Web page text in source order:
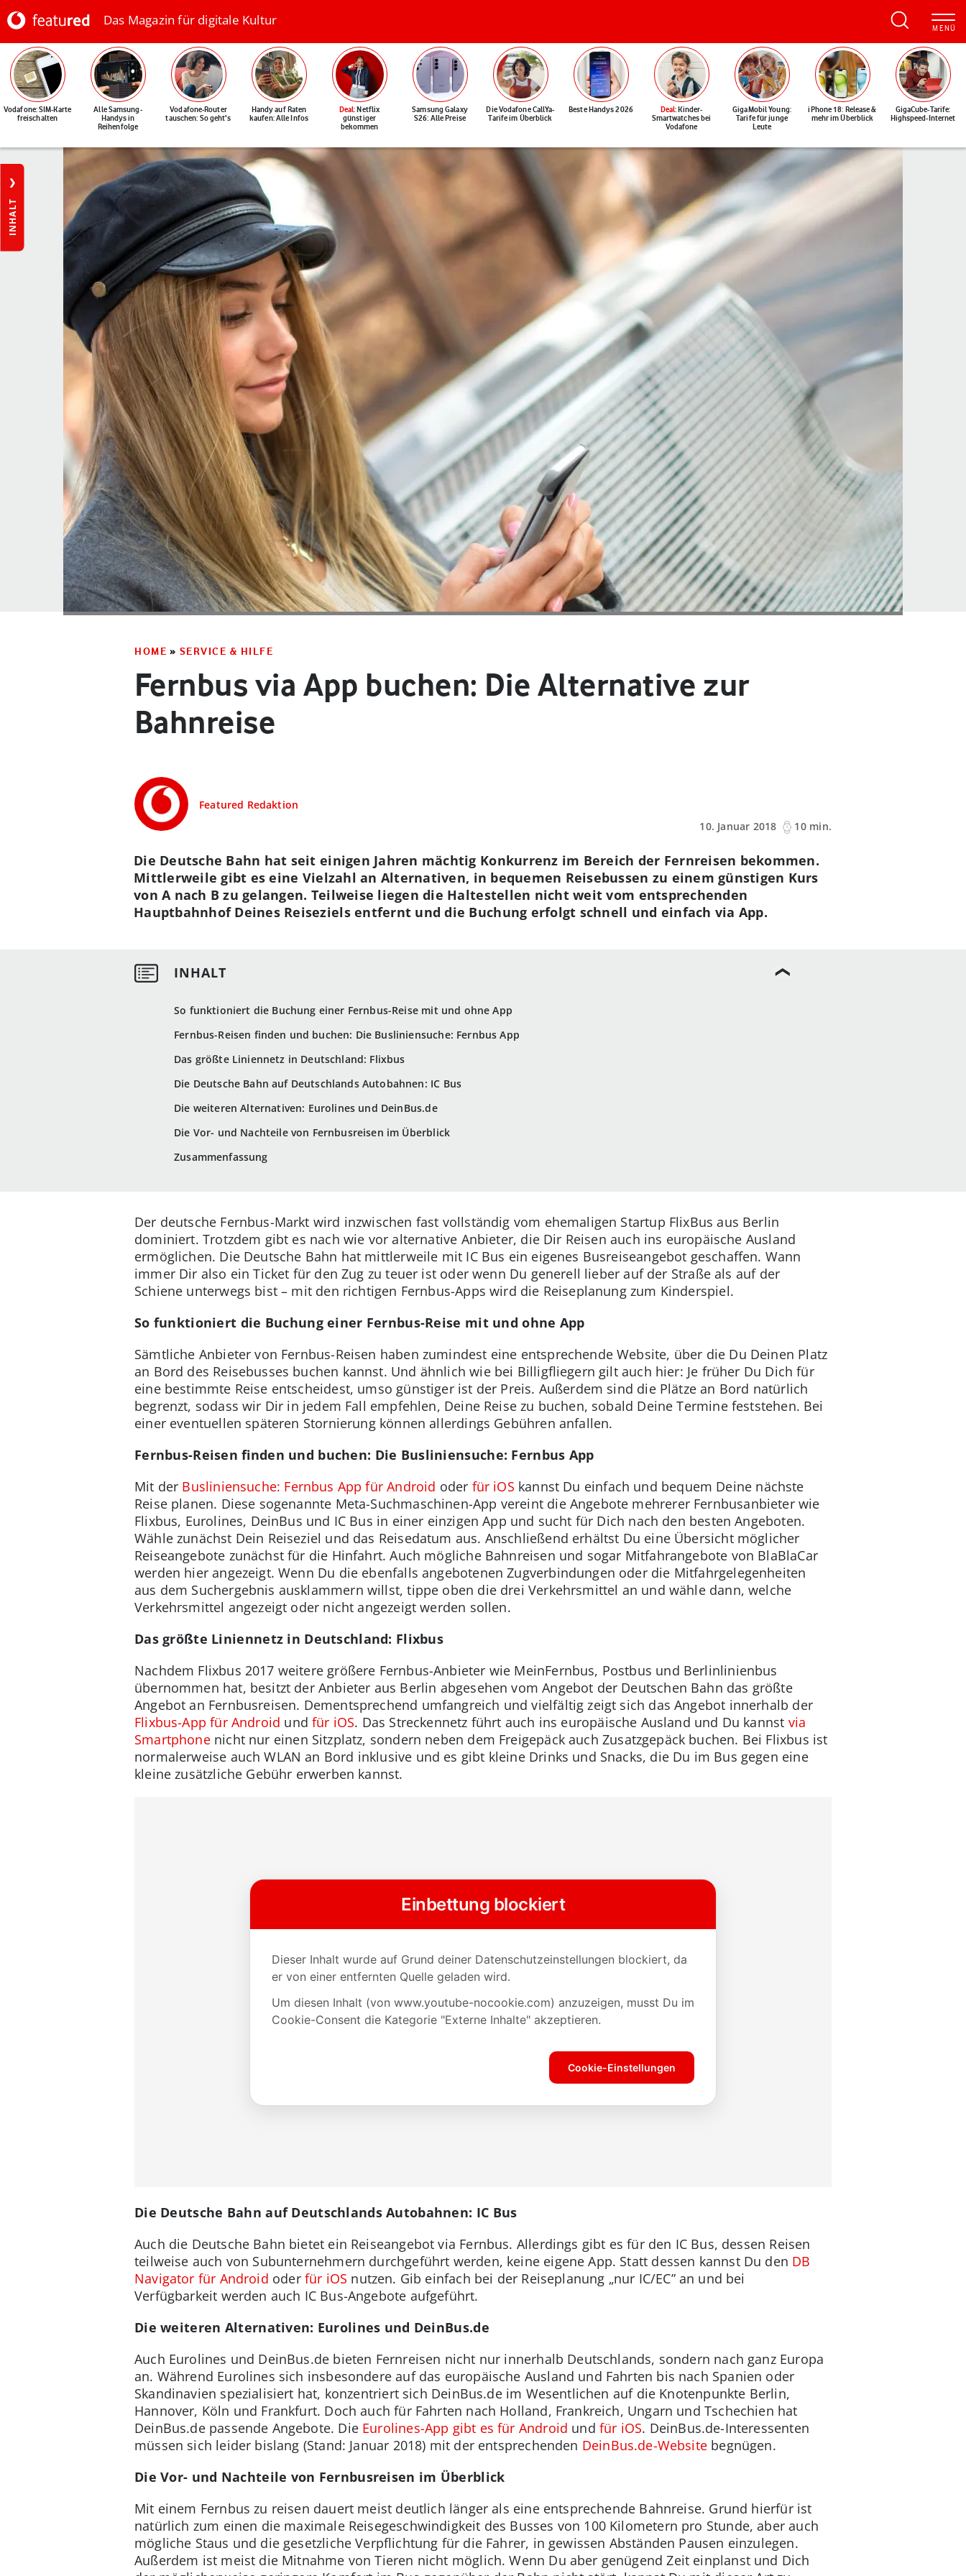
Das Magazin für digitale Kultur
Vodafone: SIM-Karte
freischalten
Alle Samsung-
Handys in
Reihenfolge
Vodafone-Router
tauschen: So geht's
Handy auf Raten
kaufen: Alle Infos
Deal: Netflix
günstiger
bekommen
Samsung Galaxy
S26: Alle Preise
Die Vodafone CallYa-
Tarife im Überblick
Beste Handys 2026 Deal: Kinder-
Smartwatches bei
Vodafone
GigaMobil Young:
Tarife für junge
Leute
iPhone 18: Release &
mehr im Überblick
GigaCube-Tarife:
Highspeed-Internet
INHALT
HOME » SERVICE & HILFE
Fernbus via App buchen: Die Alternative zur
Bahnreise
Featured Redaktion
10. Januar 2018
10 min.
So funktioniert die Buchung einer Fernbus-Reise mit und ohne App
Fernbus-Reisen finden und buchen: Die Busliniensuche: Fernbus App
Das größte Liniennetz in Deutschland: Flixbus
Die Deutsche Bahn auf Deutschlands Autobahnen: IC Bus
Die weiteren Alternativen: Eurolines und DeinBus.de
Die Vor- und Nachteile von Fernbusreisen im Überblick
Zusammenfassung
Die Deutsche Bahn hat seit einigen Jahren mächtig Konkurrenz im Bereich der Fernreisen bekommen.
Mittlerweile gibt es eine Vielzahl an Alternativen, in bequemen Reisebussen zu einem günstigen Kurs
von A nach B zu gelangen. Teilweise liegen die Haltestellen nicht weit vom entsprechenden
Hauptbahnhof Deines Reiseziels entfernt und die Buchung erfolgt schnell und einfach via App.
Der deutsche Fernbus-Markt wird inzwischen fast vollständig vom ehemaligen Startup FlixBus aus Berlin
dominiert. Trotzdem gibt es nach wie vor alternative Anbieter, die Dir Reisen auch ins europäische Ausland
ermöglichen. Die Deutsche Bahn hat mittlerweile mit IC Bus ein eigenes Busreiseangebot geschaffen. Wann
immer Dir also ein Ticket für den Zug zu teuer ist oder wenn Du generell lieber auf der Straße als auf der
Schiene unterwegs bist – mit den richtigen Fernbus-Apps wird die Reiseplanung zum Kinderspiel.
So funktioniert die Buchung einer Fernbus-Reise mit und ohne App
Sämtliche Anbieter von Fernbus-Reisen haben zumindest eine entsprechende Website, über die Du Deinen Platz
an Bord des Reisebusses buchen kannst. Und ähnlich wie bei Billigfliegern gilt auch hier: Je früher Du Dich für
eine bestimmte Reise entscheidest, umso günstiger ist der Preis. Außerdem sind die Plätze an Bord natürlich
begrenzt, sodass wir Dir in jedem Fall empfehlen, Deine Reise zu buchen, sobald Deine Termine feststehen. Bei
einer eventuellen späteren Stornierung können allerdings Gebühren anfallen.
Fernbus-Reisen finden und buchen: Die Busliniensuche: Fernbus App
Mit der Busliniensuche: Fernbus App für Android oder für iOS kannst Du einfach und bequem Deine nächste
Reise planen. Diese sogenannte Meta-Suchmaschinen-App vereint die Angebote mehrerer Fernbusanbieter wie
Flixbus, Eurolines, DeinBus und IC Bus in einer einzigen App und sucht für Dich nach den besten Angeboten.
Wähle zunächst Dein Reiseziel und das Reisedatum aus. Anschließend erhältst Du eine Übersicht möglicher
Reiseangebote zunächst für die Hinfahrt. Auch mögliche Bahnreisen und sogar Mitfahrangebote von BlaBlaCar
werden hier angezeigt. Wenn Du die ebenfalls angebotenen Zugverbindungen oder die Mitfahrgelegenheiten
aus dem Suchergebnis ausklammern willst, tippe oben die drei Verkehrsmittel an und wähle dann, welche
Verkehrsmittel angezeigt oder nicht angezeigt werden sollen.
Das größte Liniennetz in Deutschland: Flixbus
Nachdem Flixbus 2017 weitere größere Fernbus-Anbieter wie MeinFernbus, Postbus und Berlinlinienbus
übernommen hat, besitzt der Anbieter aus Berlin abgesehen vom Angebot der Deutschen Bahn das größte
Angebot an Fernbusreisen. Dementsprechend umfangreich und vielfältig zeigt sich das Angebot innerhalb der
Flixbus-App für Android undfür iOS. Das Streckennetz führt auch ins europäische Ausland und Du kannst via
Smartphonenicht nur einen Sitzplatz, sondern neben dem Freigepäck auch Zusatzgepäck buchen. Bei Flixbus ist
normalerweise auch WLAN an Bord inklusive und es gibt kleine Drinks und Snacks, die Du im Bus gegen eine
kleine zusätzliche Gebühr erwerben kannst.
Die Deutsche Bahn auf Deutschlands Autobahnen: IC Bus
Auch die Deutsche Bahn bietet ein Reiseangebot via Fernbus. Allerdings gibt es für den IC Bus, dessen Reisen
teilweise auch von Subunternehmern durchgeführt werden, keine eigene App. Statt dessen kannst Du den DB
Navigator für Android oder für iOS nutzen. Gib einfach bei der Reiseplanung „nur IC/EC” an und bei
Verfügbarkeit werden auch IC Bus-Angebote aufgeführt.
Die weiteren Alternativen: Eurolines und DeinBus.de
Auch Eurolines und DeinBus.de bieten Fernreisen nicht nur innerhalb Deutschlands, sondern nach ganz Europa
an. Während Eurolines sich insbesondere auf das europäische Ausland und Fahrten bis nach Spanien oder
Skandinavien spezialisiert hat, konzentriert sich DeinBus.de im Wesentlichen auf die Knotenpunkte Berlin,
Hannover, Köln und Frankfurt. Doch auch für Fahrten nach Holland, Frankreich, Ungarn und Tschechien hat
DeinBus.de passende Angebote. Die Eurolines-App gibt es für Android und für iOS. DeinBus.de-Interessenten
müssen sich leider bislang (Stand: Januar 2018) mit der entsprechenden DeinBus.de-Website begnügen.
Die Vor- und Nachteile von Fernbusreisen im Überblick
Mit einem Fernbus zu reisen dauert meist deutlich länger als eine entsprechende Bahnreise. Grund hierfür ist
natürlich zum einen die maximale Reisegeschwindigkeit des Busses von 100 Kilometern pro Stunde, aber auch
mögliche Staus und die gesetzliche Verpflichtung für die Fahrer, in gewissen Abständen Pausen einzulegen.
Außerdem ist meist die Mitnahme von Tieren nicht möglich. Wenn Du aber genügend Zeit einplanst und Dich